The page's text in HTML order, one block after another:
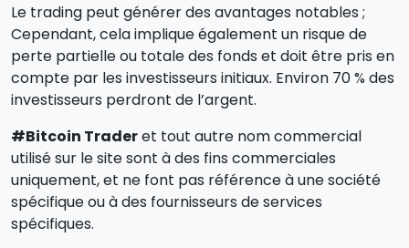
Le trading peut générer des avantages notables ;
Cependant, cela implique également un risque de
perte partielle ou totale des fonds et doit être pris en
compte par les investisseurs initiaux. Environ 70 % des
investisseurs perdront de l’argent.
#Bitcoin Traderet tout autre nom commercial
utilisé sur le site sont à des fins commerciales
uniquement, et ne font pas référence à une société
spécifique ou à des fournisseurs de services
spécifiques.